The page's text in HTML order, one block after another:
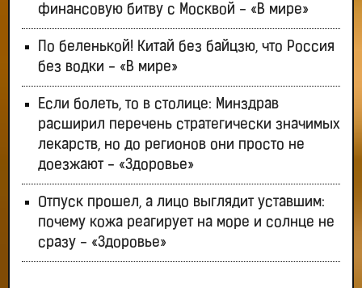
финансовую битву с Москвой - «В мире»
По беленькой! Китай без байцзю, что Россия
без водки - «В мире»
Если болеть, то в столице: Минздрав
расширил перечень стратегически значимых
лекарств, но до регионов они просто не
доезжают - «Здоровье»
Отпуск прошел, а лицо выглядит уставшим:
почему кожа реагирует на море и солнце не
сразу - «Здоровье»